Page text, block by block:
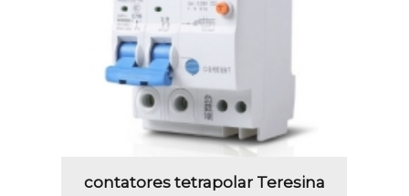
contatores tetrapolar Teresina